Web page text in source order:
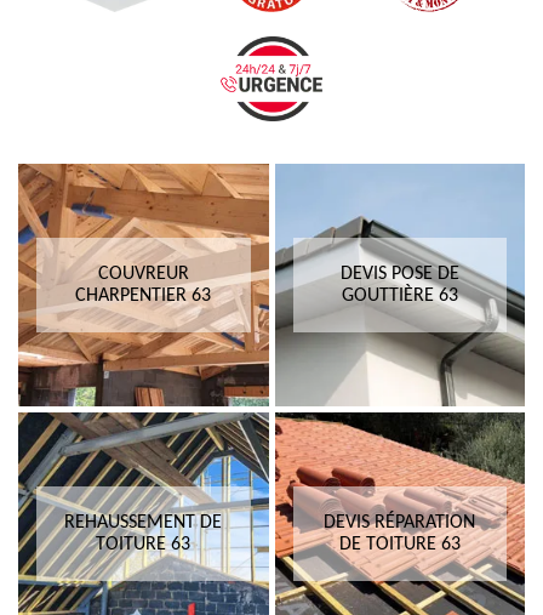
COUVREUR
CHARPENTIER 63
DEVIS POSE DE
GOUTTIÈRE 63
REHAUSSEMENT DE
TOITURE 63
DEVIS RÉPARATION
DE TOITURE 63